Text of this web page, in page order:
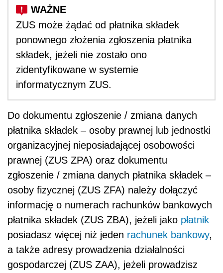
ZUS może żądać od płatnika składek
ponownego złożenia zgłoszenia płatnika
składek, jeżeli nie zostało ono
zidentyfikowane w systemie
informatycznym ZUS.
Do dokumentu zgłoszenie / zmiana danych
płatnika składek – osoby prawnej lub jednostki
organizacyjnej nieposiadającej osobowości
prawnej (ZUS ZPA) oraz dokumentu
zgłoszenie / zmiana danych płatnika składek –
osoby fizycznej (ZUS ZFA) należy dołączyć
informację o numerach rachunków bankowych
płatnika składek (ZUS ZBA), jeżeli jako płatnik
posiadasz więcej niż jeden rachunek bankowy,
a także adresy prowadzenia działalności
gospodarczej (ZUS ZAA), jeżeli prowadzisz